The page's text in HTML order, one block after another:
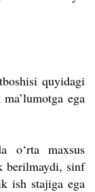
quyidagi
ega
o‘rta maxsus
berilmaydi, sinf
ish stajiga ega